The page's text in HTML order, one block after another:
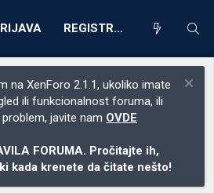
REGISTRACIJA
na XenForo 2.1.1, ukoliko imate
ili funkcionalnost foruma, ili
javite nam OVDE
FORUMA. Pročitajte ih,
kada krenete da čitate nešto!